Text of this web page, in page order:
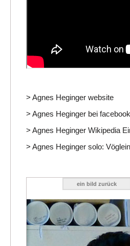
> Agnes Heginger website
> Agnes Heginger bei facebook
> Agnes Heginger Wikipedia
> Agnes Heginger solo:
ein bild zurück